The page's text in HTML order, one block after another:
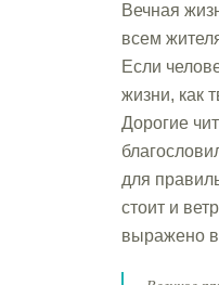
Вечная
всем
Если
жизни, как
Дорогие
для
стоит и
выражено в